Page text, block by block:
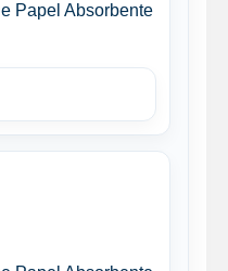
Papel Absorbente